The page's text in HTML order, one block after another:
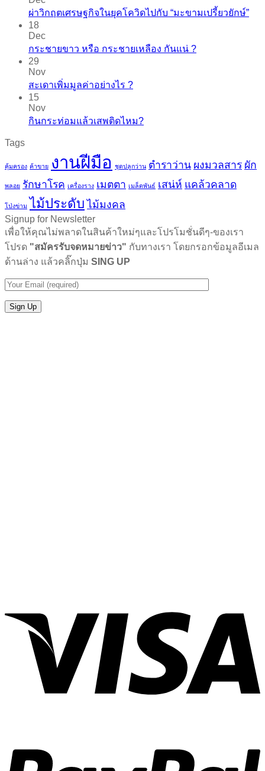
ผ่าวิกฤตเศรษฐกิจในยุคโควิดไปกับ “มะขามเปรี้ยวยักษ์”
18
Dec
กระชายขาว​ หรือ​ กระชายเหลือง กันแน่ ?
29
Nov
สะเดาเพิ่มมูลค่าอย่างไร ?
15
Nov
กินกระท่อมแล้วเสพติดไหม?
Tags
คุ้มครอง ค้าขาย งานฝีมือ ชุดปลูกว่าน ตำราว่าน ผงมวลสาร ผัก
พลอย รักษาโรค เครื่องราง เมตตา เมล็ดพันธ์ เสน่ห์ แคล้วคลาด
โป่งข่าม ไม้ประดับ ไม้มงคล
Signup for Newsletter
เพื่อให้คุณไม่พลาดในสินค้าใหม่ๆและโปรโมชั่นดีๆ-ของเรา
โปรด "สมัครรับจดหมายข่าว" กับทางเรา โดยกรอกข้อมูลอีเมล
ด้านล่าง แล้วคลิ๊กปุ่ม SING UP